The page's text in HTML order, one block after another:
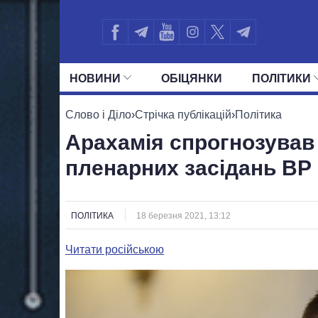
НОВИНИ ОБIЦЯНКИ ПОЛIТИКИ
УСІ ПОЛІТИКИ ПРЕЗИДЕНТ І ОФІС
Слово і Діло›Стрічка публікацій›Політика
Арахамія
пленарних засідань ВР
ПОЛІТИКА 18 березня 2021, 13:12
Читати російською